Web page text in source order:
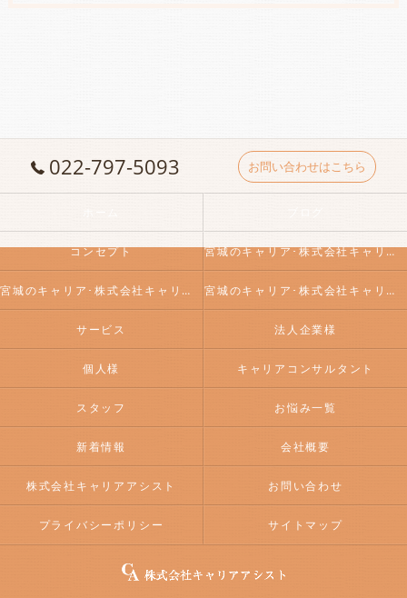
022-797-5093 お問い合わせはこちら
コンセプト 宮城のキャリア･株式会社キャリアアシストの口コミ情報
宮城のキャリア･株式会社キャリアアシストの評判 宮城のキャリア･株式会社キャリアアシストのお客様の声
サービス 法人企業様
個人様 キャリアコンサルタント
スタッフ お悩み一覧
新着情報 会社概要
株式会社キャリアアシスト お問い合わせ
プライバシーポリシー サイトマップ